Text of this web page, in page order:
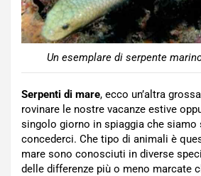
Un esemplare di serpente
Serpenti di mare, ecco un’altra
rovinare le nostre vacanze estive
singolo giorno in spiaggia che siamo
concederci. Che tipo di animali è
mare sono conosciuti in diverse
delle differenze più o meno marcate